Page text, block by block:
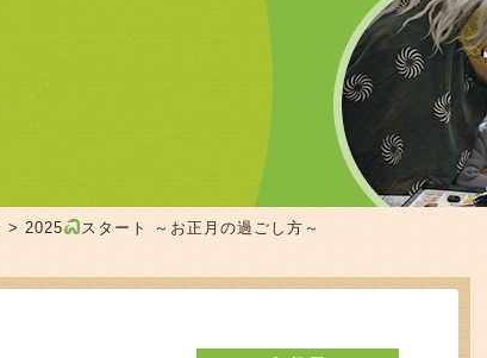
> 2025 スタート ～お正月の過ごし方～